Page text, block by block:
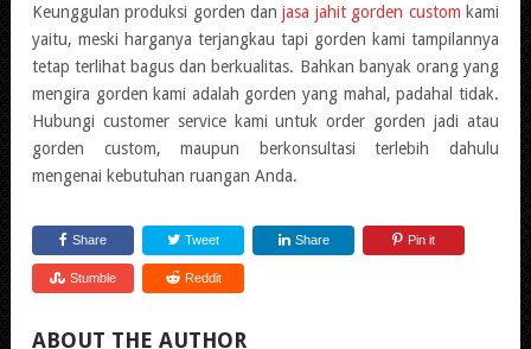
Keunggulan produksi gorden danjasa jahit gorden custom kami
yaitu, meski harganya terjangkau tapi gorden kami tampilannya
tetap terlihat bagus dan berkualitas. Bahkan banyak orang yang
mengira gorden kami adalah gorden yang mahal, padahal tidak.
Hubungi customer service kami untuk order gorden jadi atau
gorden custom, maupun berkonsultasi terlebih dahulu
mengenai kebutuhan ruangan Anda.
Share Tweet Share Pin it
Stumble Reddit
ABOUT THE AUTHOR